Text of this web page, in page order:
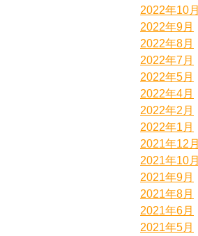
2022年10月
2022年9月
2022年8月
2022年7月
2022年5月
2022年4月
2022年2月
2022年1月
2021年12月
2021年10月
2021年9月
2021年8月
2021年6月
2021年5月